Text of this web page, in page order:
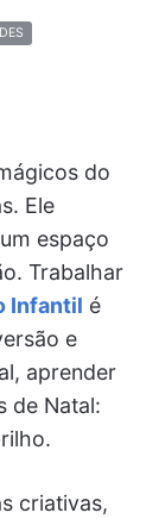
do
Ele
espaço
Trabalhar
Infantil é
e
aprender
de Natal:
criativas,